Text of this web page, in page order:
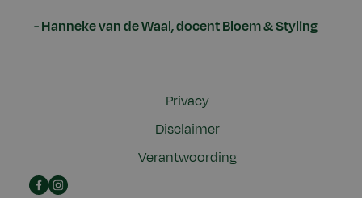
Hanneke van de Waal, docent Bloem & Styling
Privacy
Disclaimer
Verantwoording
Facebook
Instagram